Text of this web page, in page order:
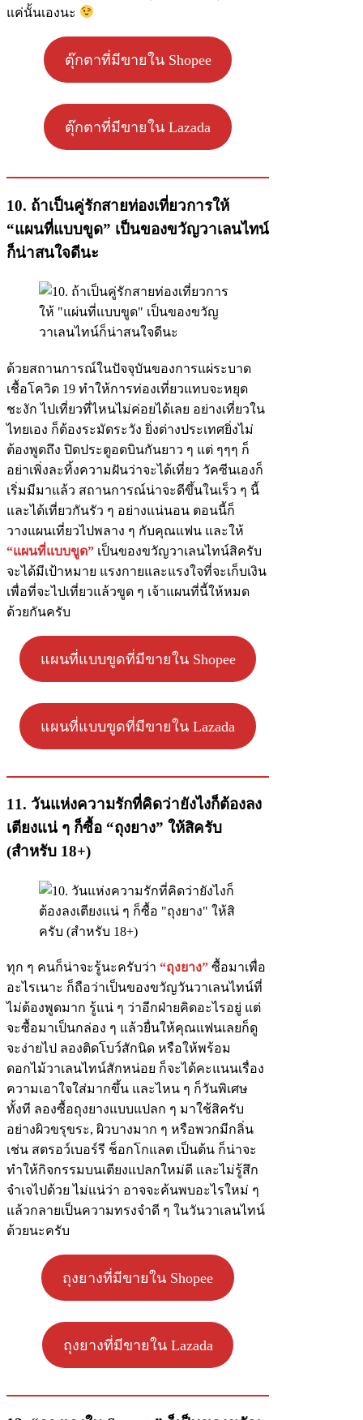
แค่นั้นเองนะ
ตุ๊กตาที่มีขายใน Shopee
ตุ๊กตาที่มีขายใน Lazada
10. ถ้าเป็นคู่รักสายท่องเที่ยวการให้
“แผนที่แบบขูด” เป็นของขวัญวาเลนไทน์
ก็น่าสนใจดีนะ
ด้วยสถานการณ์ในปัจจุบันของการแผ่ระบาด
เชื้อโควิด 19 ทำให้การท่องเที่ยวแทบจะหยุด
ชะงัก ไปเที่ยวที่ไหนไม่ค่อยได้เลย อย่างเที่ยวใน
ไทยเอง ก็ต้องระมัดระวัง ยิ่งต่างประเทศยิ่งไม่
ต้องพูดถึง ปิดประตูอดบินกันยาว ๆ แต่ ๆๆๆ ก็
อย่าเพิ่งละทิ้งความฝันว่าจะได้เที่ยว วัคซีนเองก็
เริ่มมีมาแล้ว สถานการณ์น่าจะดีขึ้นในเร็ว ๆ นี้
และได้เที่ยวกันรัว ๆ อย่างแน่นอน ตอนนี้ก็
วางแผนเที่ยวไปพลาง ๆ กับคุณแฟน และให้
“แผนที่แบบขูด” เป็นของขวัญวาเลนไทน์สิครับ
จะได้มีเป้าหมาย แรงกายและแรงใจที่จะเก็บเงิน
เพื่อที่จะไปเที่ยวแล้วขูด ๆ เจ้าแผนที่นี้ให้หมด
ด้วยกันครับ
แผนที่แบบขูดที่มีขายใน Shopee
แผนที่แบบขูดที่มีขายใน Lazada
11. วันแห่งความรักที่คิดว่ายังไงก็ต้องลง
เตียงแน่ ๆ ก็ซื้อ “ถุงยาง” ให้สิครับ
(สำหรับ 18+)
ทุก ๆ คนก็น่าจะรู้นะครับว่า “ถุงยาง” ซื้อมาเพื่อ
อะไรเนาะ ก็ถือว่าเป็นของขวัญวันวาเลนไทน์ที่
ไม่ต้องพูดมาก รู้แน่ ๆ ว่าอีกฝ่ายคิดอะไรอยู่ แต่
จะซื้อมาเป็นกล่อง ๆ แล้วยื่นให้คุณแฟนเลยก็ดู
จะง่ายไป ลองติดโบว์สักนิด หรือให้พร้อม
ดอกไม้วาเลนไทน์สักหน่อย ก็จะได้คะแนนเรื่อง
ความเอาใจใส่มากขึ้น และไหน ๆ ก็วันพิเศษ
ทั้งที ลองซื้อถุงยางแบบแปลก ๆ มาใช้สิครับ
อย่างผิวขรุขระ, ผิวบางมาก ๆ หรือพวกมีกลิ่น
เช่น สตรอว์เบอร์รี ช็อกโกแลต เป็นต้น ก็น่าจะ
ทำให้กิจกรรมบนเตียงแปลกใหม่ดี และไม่รู้สึก
จำเจไปด้วย ไม่แน่ว่า อาจจะค้นพบอะไรใหม่ ๆ
แล้วกลายเป็นความทรงจำดี ๆ ในวันวาเลนไทน์
ด้วยนะครับ
ถุงยางที่มีขายใน Shopee
ถุงยางที่มีขายใน Lazada